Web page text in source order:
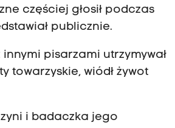
częściej głosił podczas
publicznie.
pisarzami utrzymywał
towarzyskie, wiódł żywot
i badaczka jego